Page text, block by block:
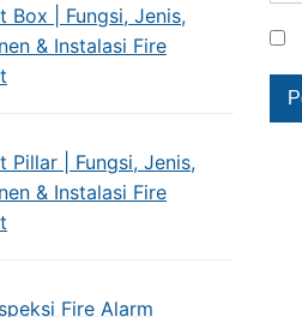
Box | Fungsi, Jenis,
& Instalasi Fire
Pillar | Fungsi, Jenis,
& Instalasi Fire
Fire Alarm